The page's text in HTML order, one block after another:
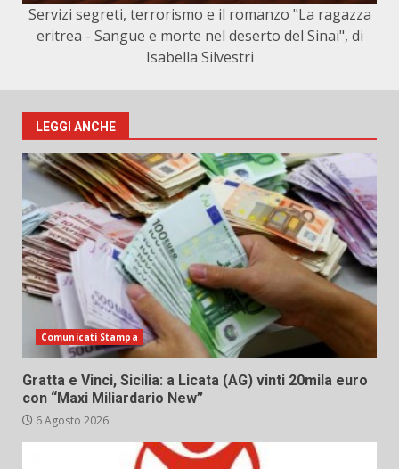
Servizi segreti, terrorismo e il romanzo "La ragazza
eritrea - Sangue e morte nel deserto del Sinai", di
Isabella Silvestri
LEGGI ANCHE
Comunicati Stampa
Gratta e Vinci, Sicilia: a Licata (AG) vinti 20mila euro
con “Maxi Miliardario New”
6 Agosto 2026